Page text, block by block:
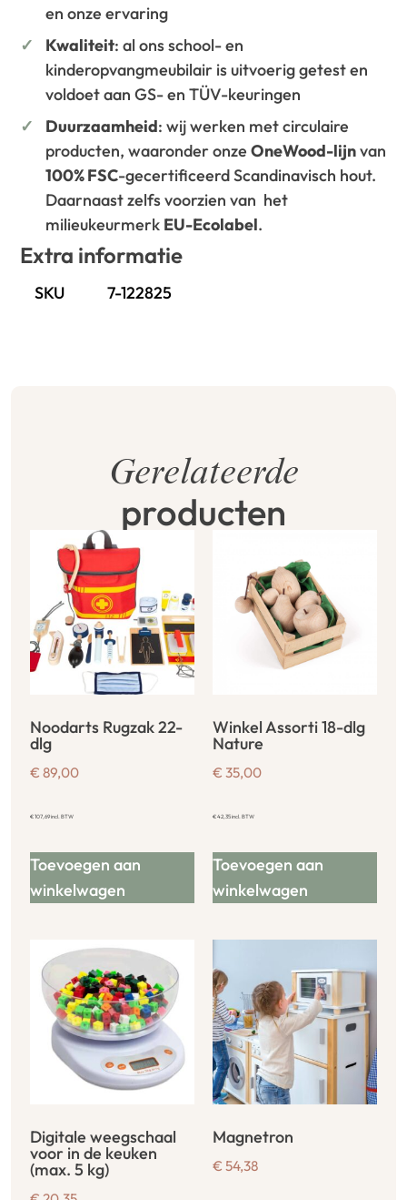
en onze ervaring
Kwaliteit: al ons school- en
kinderopvangmeubilair is uitvoerig getest en
voldoet aan GS- en TÜV-keuringen
Duurzaamheid: wij werken met circulaire
producten, waaronder onzeOneWood-lijnvan
100% FSC-gecertificeerd Scandinavisch hout.
Daarnaast zelfs voorzien van het
milieukeurmerk EU-Ecolabel.
Extra informatie
SKU 7-122825
Gerelateerde
producten
Noodarts Rugzak 22-
dlg
€ 89,00
€107,69incl. BTW
Toevoegen aan
winkelwagen
Winkel Assorti 18-dlg
Nature
€ 35,00
€42,35incl. BTW
Toevoegen aan
winkelwagen
Digitale weegschaal
voor in de keuken
(max. 5 kg)
Magnetron
€ 54,38